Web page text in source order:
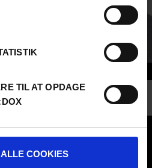
TIL AT OPDAGE
COOKIES
- Student